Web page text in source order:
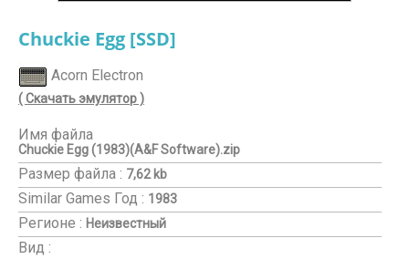
Chuckie Egg [SSD]
Acorn Electron
( Скачать эмулятор )
Имя файла
Chuckie Egg (1983)(A&F Software).zip
Размер файла : 7,62 kb
Similar Games Год : 1983
Регионе : Неизвестный
Вид :